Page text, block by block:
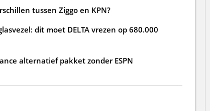
tussen Ziggo en KPN?
dit moet DELTA vrezen op 680.000
alternatief pakket zonder ESPN